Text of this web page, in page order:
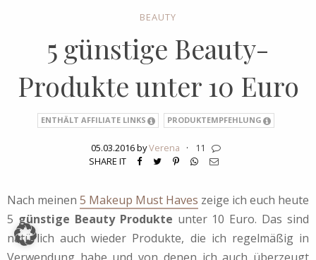
BEAUTY
5 günstige Beauty-
Produkte unter 10 Euro
ENTHÄLT AFFILIATE LINKS PRODUKTEMPFEHLUNG
05.03.2016 byVerena ·
11
SHARE IT
Nach meinen 5 Makeup Must Haves zeige ich euch heute
5 günstige Beauty Produkte unter 10 Euro. Das sind
natürlich auch wieder Produkte, die ich regelmäßig in